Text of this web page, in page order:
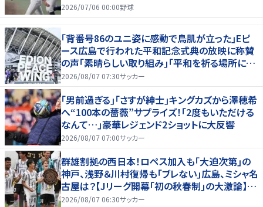
2026/07/06 00:00野球
｢背番号86のユニ姿に感動で鳥肌が立った｣Eピ
ース広島で行われた平和記念式典の放映に称賛
の声｢素晴らしい取り組み｣｢平和を祈る場所に相
応しい｣
2026/08/07 07:30サッカー
｢男前過ぎる｣｢さすが紳士｣キングカズから澤穂希
へ“100本の薔薇”サプライズ！｢2度もいただける
なんて…｣豪華レジェンド2ショットに大反響
2026/08/07 07:00サッカー
群雄割拠の西日本！ロペス加入も｢大迫次第｣の
神戸、浅野＆川村復帰も｢ブレない｣広島、ミシャ名
古屋は？【Jリーグ開幕｢初の秋春制｣の大激論】
(2)
2026/08/07 06:30サッカー